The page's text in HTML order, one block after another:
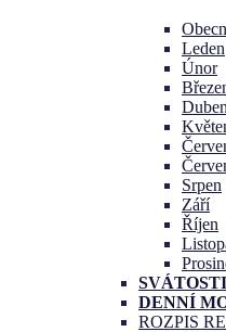
Leden
Únor
Duben
Srpen
Září
Říjen
DENNÍ
ROZPIS